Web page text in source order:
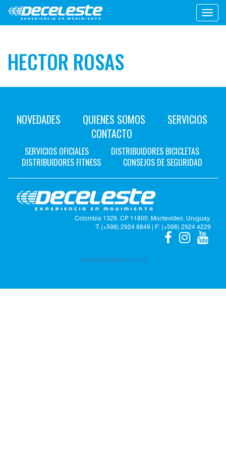
HECTOR ROSAS
NOVEDADES QUIENES SOMOS
SERVICIOS
CONTACTO
SERVICIOS OFICIALES
DISTRIBUIDORES BICICLETAS
DISTRIBUIDORES FITNESS
CONSEJOS DE SEGURIDAD
Colombia 1329. CP 11800. Montevideo, Uruguay.
T: (+598) 2924 8849 | F: (+598) 2924 4229
Marketing Digital: ELE10